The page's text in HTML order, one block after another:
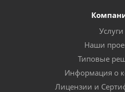
Услуги
Наши
Типовые
Информация о
Лицензии и